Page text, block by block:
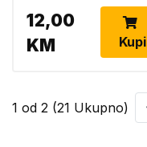
12,00
KM
Kupi
1 od 2 (21 Ukupno)